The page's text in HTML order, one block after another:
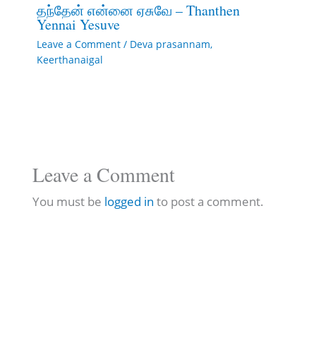
தந்தேன் என்னை ஏசுவே – Thanthen
Yennai Yesuve
Leave a Comment / Deva prasannam,
Keerthanaigal
Leave a Comment
You must be logged in to post a comment.